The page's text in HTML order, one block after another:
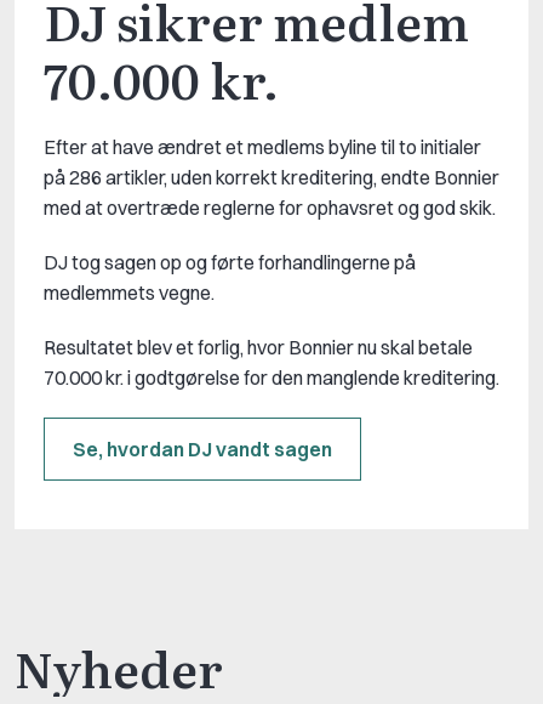
DJ sikrer medlem
70.000 kr.
Efter at have ændret et medlems byline til to initialer
på 286 artikler, uden korrekt kreditering, endte Bonnier
med at overtræde reglerne for ophavsret og god skik.
DJ tog sagen op og førte forhandlingerne på
medlemmets vegne.
Resultatet blev et forlig, hvor Bonnier nu skal betale
70.000 kr. i godtgørelse for den manglende kreditering.
Se, hvordan DJ vandt sagen
Nyheder